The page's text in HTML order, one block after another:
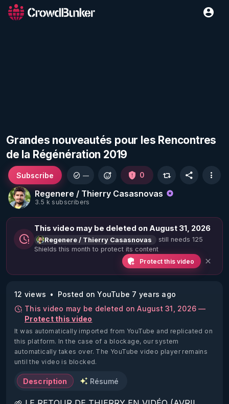
Grandes nouveautés pour les Rencontres
de la Régénération 2019
Regenere / Thierry Casasnovas
3.5 k subscribers
Subscribe — 0
This video may be deleted on August 31, 2026
Regenere / Thierry Casasnovas
still needs 125
Shields this month to protect its content
Protect this video
12 views
Posted on YouTube 7 years ago
This video may be deleted on August 31, 2026 —
Protect this video
It was automatically imported from YouTube and replicated on
this platform. In the case of a blockage, our system
automatically takes over. The YouTube video player remains
until the video is blocked.
Description Résumé